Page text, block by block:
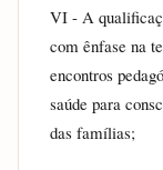
VI - A
com ênfase na
encontros
saúde para
das famílias;